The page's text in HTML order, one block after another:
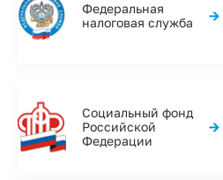
Федеральная
налоговая служба
→
Социальный фонд
Российской
Федерации
→